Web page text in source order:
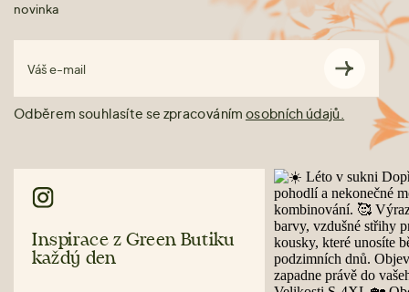
novinka
Váš e-mail
Odběrem souhlasíte se zpracováním osobních údajů.
Inspirace z Green Butiku
každý den